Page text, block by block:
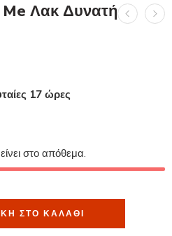
Λακ Δυνατή
17 ώρες
στο απόθεμα.
ΣΤΟ ΚΑΛΆΘΙ